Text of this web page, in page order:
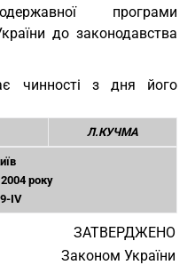
програми
до законодавства
чинності з дня його
Л.КУЧМА
року
IV
ЗАТВЕРДЖЕНО
Законом України